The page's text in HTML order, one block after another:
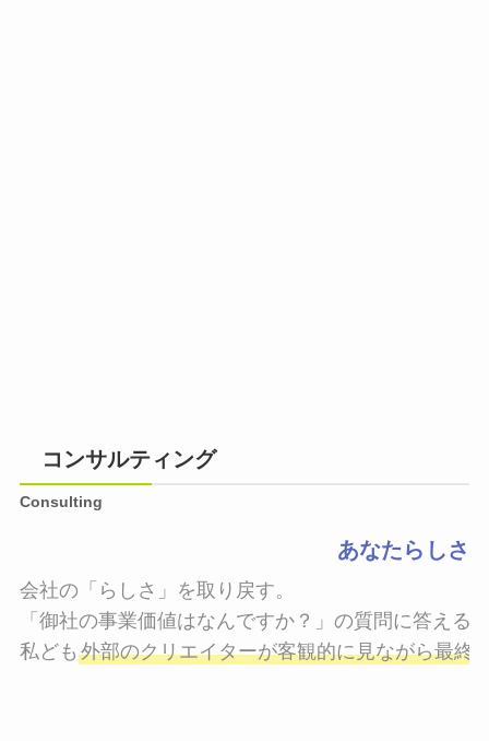
コンサルティング
Consulting
あなたらしさ
会社の「らしさ」を取り戻す。
「御社の事業価値はなんですか？」の質問に答える
私ども 外部のクリエイターが客観的に見ながら最終